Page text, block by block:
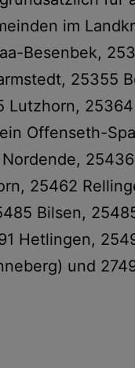
im
Besenbek,
25355
Offenseth-
25462
Bilsen,
Hetlingen,
und